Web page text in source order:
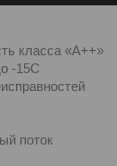
класса «А++»
-15С
поток